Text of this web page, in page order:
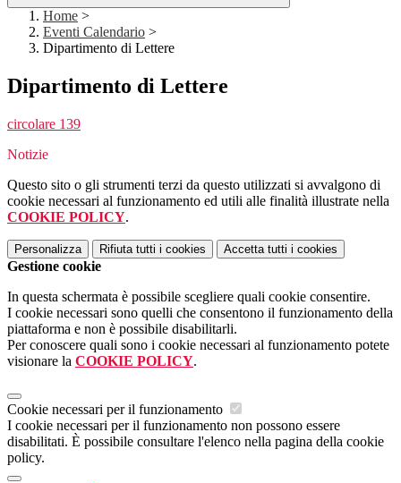
Home >
Eventi Calendario >
Dipartimento di Lettere
Dipartimento di Lettere
circolare 139
Notizie
Questo sito o gli strumenti terzi da questo utilizzati si avvalgono di
cookie necessari al funzionamento ed utili alle finalità illustrate nella
COOKIE POLICY.
Personalizza Rifiuta tutti i cookies Accetta tutti i cookies
Gestione cookie
In questa schermata è possibile scegliere quali cookie consentire.
I cookie necessari sono quelli che consentono il funzionamento della
piattaforma e non è possibile disabilitarli.
Per conoscere quali sono i cookie necessari al funzionamento potete
visionare la COOKIE POLICY.
Cookie necessari per il funzionamento
I cookie necessari per il funzionamento non possono essere
disabilitati. È possibile consultare l'elenco nella pagina della cookie
policy.